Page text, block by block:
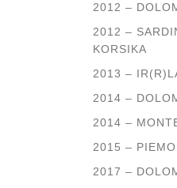
2012 –
2012 –
KORSIKA
2013 –
2014 –
2014 –
2015 –
2017 –